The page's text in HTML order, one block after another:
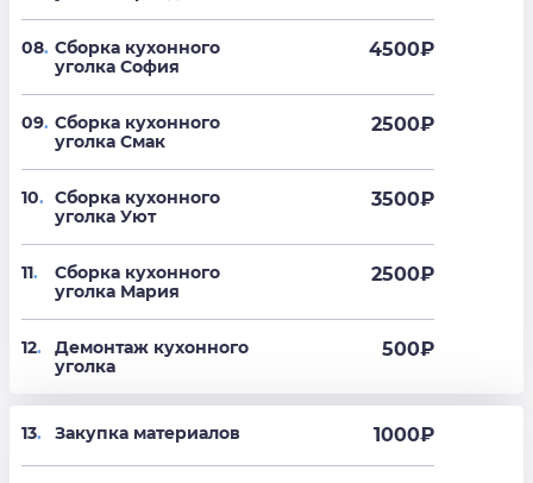
08. Сборка кухонного
уголка София
4500₽
09. Сборка кухонного
уголка Смак
2500₽
10. Сборка кухонного
уголка Уют
3500₽
11.
Сборка кухонного
уголка Мария
2500₽
12.
Демонтаж кухонного
уголка
500₽
13. Закупка материалов 1000₽